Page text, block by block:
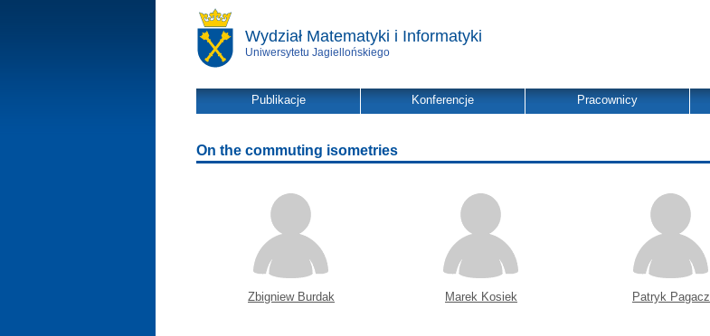
Wydział Matematyki i Informatyki
Uniwersytetu Jagiellońskiego
Publikacje Konferencje Pracownicy
On the commuting isometries
Zbigniew Burdak Marek Kosiek Patryk Pagacz